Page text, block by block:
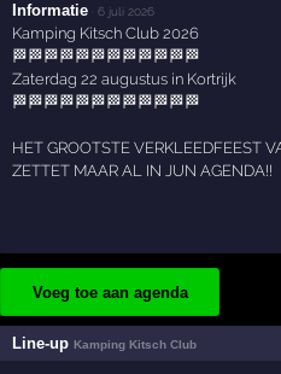
Informatie
·6 juli 2026
Kamping Kitsch Club 2026
🏁🏁🏁🏁🏁🏁🏁🏁🏁🏁🏁🏁
Zaterdag 22 augustus in Kortrijk
🏁🏁🏁🏁🏁🏁🏁🏁🏁🏁🏁🏁
HET GROOTSTE VERKLEEDFEEST
ZETTET MAAR AL IN JUN AGENDA!!
Voeg toe aan agenda
Line-upKamping Kitsch Club